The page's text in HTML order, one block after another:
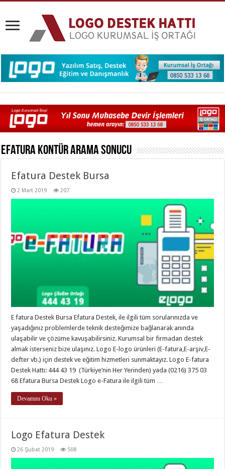
Efatura KontürArama Sonucu
Efatura Destek Bursa
2 Mart 2019 207
E fatura Destek Bursa Efatura Destek, ile ilgili tüm sorularınızda ve
yaşadığınız problemlerde teknik desteğimize bağlanarak anında
ulaşabilir ve çözüme kavuşabilirsiniz. Kurumsal bir firmadan destek
almak isterseniz bize ulaşınız. Logo E-logo ürünleri (E-fatura,E-arşiv,E-
defter vb.) için destek ve eğitim hizmetleri sunmaktayız. Logo E-fatura
Destek Hattı: 444 43 19 (Türkiye’nin Her Yerinden) yada (0216) 375 03
68 Efatura Bursa Destek Logo e-Fatura ile ilgili tüm …
Devamını Oku »
Logo Efatura Destek
26 Şubat 2019 508